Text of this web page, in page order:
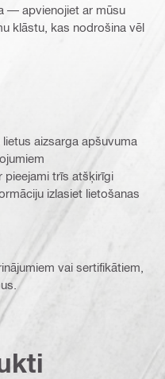
— apvienojiet ar mūsu
klāstu, kas nodrošina vēl
aizsarga apšuvuma
pieejami trīs atšķirīgi
izlasiet lietošanas
vai sertifikātiem,